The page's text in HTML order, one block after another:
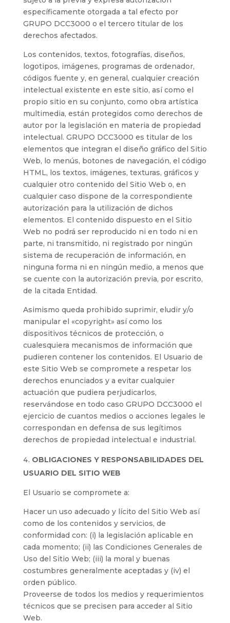
específicamente otorgada a tal efecto por
GRUPO DCC3000 o el tercero titular de los
derechos afectados.
Los contenidos, textos, fotografías, diseños,
logotipos, imágenes, programas de ordenador,
códigos fuente y, en general, cualquier creación
intelectual existente en este sitio, así como el
propio sitio en su conjunto, como obra artística
multimedia, están protegidos como derechos de
autor por la legislación en materia de propiedad
intelectual. GRUPO DCC3000 es titular de los
elementos que integran el diseño gráfico del Sitio
Web, lo menús, botones de navegación, el código
HTML, los textos, imágenes, texturas, gráficos y
cualquier otro contenido del Sitio Web o, en
cualquier caso dispone de la correspondiente
autorización para la utilización de dichos
elementos. El contenido dispuesto en el Sitio
Web no podrá ser reproducido ni en todo ni en
parte, ni transmitido, ni registrado por ningún
sistema de recuperación de información, en
ninguna forma ni en ningún medio, a menos que
se cuente con la autorización previa, por escrito,
de la citada Entidad.
Asimismo queda prohibido suprimir, eludir y/o
manipular el «copyright» así como los
dispositivos técnicos de protección, o
cualesquiera mecanismos de información que
pudieren contener los contenidos. El Usuario de
este Sitio Web se compromete a respetar los
derechos enunciados y a evitar cualquier
actuación que pudiera perjudicarlos,
reservándose en todo caso GRUPO DCC3000 el
ejercicio de cuantos medios o acciones legales le
correspondan en defensa de sus legítimos
derechos de propiedad intelectual e industrial.
OBLIGACIONES Y RESPONSABILIDADES DEL
USUARIO DEL SITIO WEB
El Usuario se compromete a:
Hacer un uso adecuado y lícito del Sitio Web así
como de los contenidos y servicios, de
conformidad con: (i) la legislación aplicable en
cada momento; (ii) las Condiciones Generales de
Uso del Sitio Web; (iii) la moral y buenas
costumbres generalmente aceptadas y (iv) el
orden público.
Proveerse de todos los medios y requerimientos
técnicos que se precisen para acceder al Sitio
Web.